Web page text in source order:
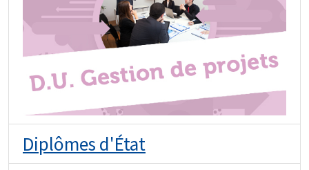
Diplômes d'État